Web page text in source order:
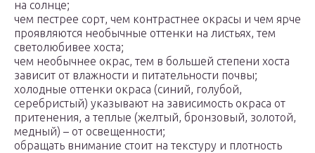
на солнце;
чем пестрее сорт, чем контрастнее окрасы и чем ярче
проявляются необычные оттенки на листьях, тем
светолюбивее хоста;
чем необычнее окрас, тем в большей степени хоста
зависит от влажности и питательности почвы;
холодные оттенки окраса (синий, голубой,
серебристый) указывают на зависимость окраса от
притенения, а теплые (желтый, бронзовый, золотой,
медный) – от освещенности;
обращать внимание стоит на текстуру и плотность